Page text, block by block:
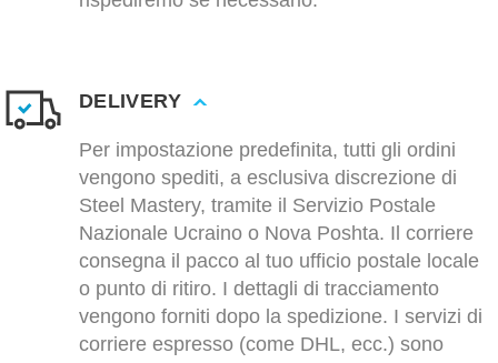
DELIVERY
Per impostazione predefinita, tutti gli ordini
vengono spediti, a esclusiva discrezione di
Steel Mastery, tramite il Servizio Postale
Nazionale Ucraino o Nova Poshta. Il corriere
consegna il pacco al tuo ufficio postale locale
o punto di ritiro. I dettagli di tracciamento
vengono forniti dopo la spedizione. I servizi di
corriere espresso (come DHL, ecc.) sono